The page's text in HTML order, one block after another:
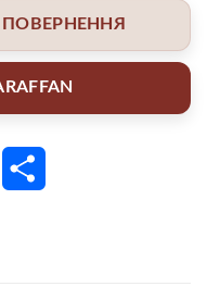
Copy